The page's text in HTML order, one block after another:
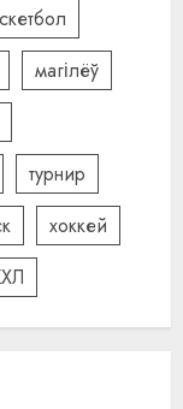
магілёў
турнир
хоккей